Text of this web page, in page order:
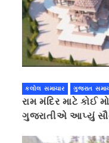
કલોલ સમાચાર ગુજરાત
રામ મંદિર માટે
ગુજરાતીએ આપ્યું